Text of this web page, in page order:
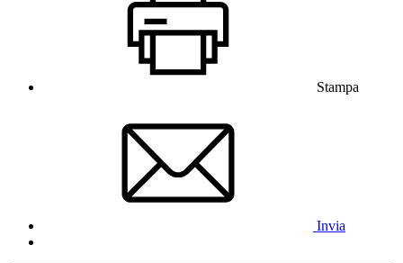
Stampa
Invia